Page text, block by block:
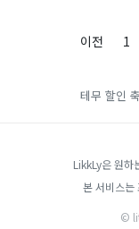
이전 1
테무 할인
LikkLy은 원하
본 서비스는
©